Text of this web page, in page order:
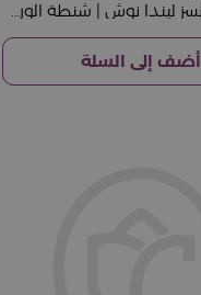
أضف إلى السلة